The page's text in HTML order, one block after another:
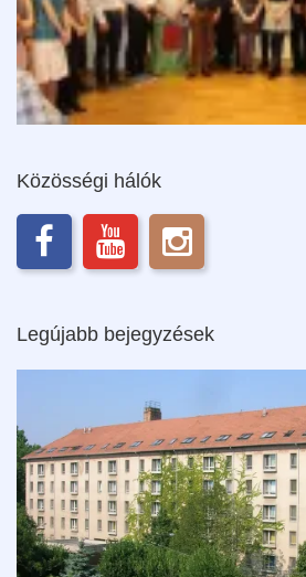
Közösségi hálók
Legújabb bejegyzések